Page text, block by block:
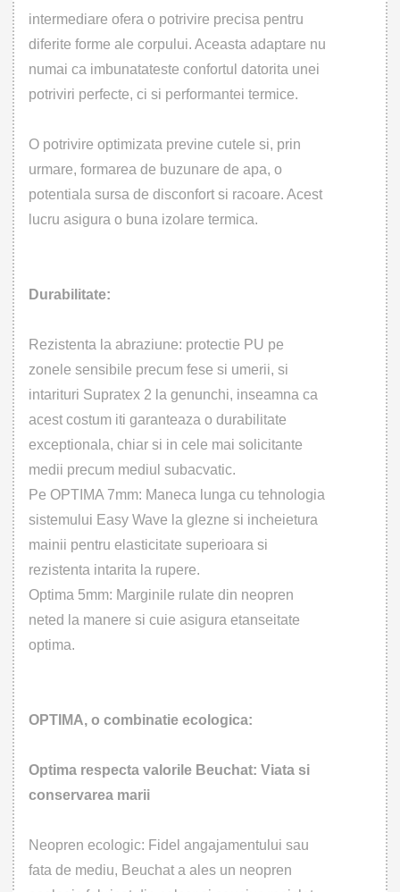
intermediare ofera o potrivire precisa pentru
diferite forme ale corpului. Aceasta adaptare nu
numai ca imbunatateste confortul datorita unei
potriviri perfecte, ci si performantei termice.
O potrivire optimizata previne cutele si, prin
urmare, formarea de buzunare de apa, o
potentiala sursa de disconfort si racoare. Acest
lucru asigura o buna izolare termica.
Durabilitate:
Rezistenta la abraziune: protectie PU pe
zonele sensibile precum fese si umerii, si
intarituri Supratex 2 la genunchi, inseamna ca
acest costum iti garanteaza o durabilitate
exceptionala, chiar si in cele mai solicitante
medii precum mediul subacvatic.
Pe OPTIMA 7mm: Maneca lunga cu tehnologia
sistemului Easy Wave la glezne si incheietura
mainii pentru elasticitate superioara si
rezistenta intarita la rupere.
Optima 5mm: Marginile rulate din neopren
neted la manere si cuie asigura etanseitate
optima.
OPTIMA, o combinatie ecologica:
Optima respecta valorile Beuchat: Viata si
conservarea marii
Neopren ecologic: Fidel angajamentului sau
fata de mediu, Beuchat a ales un neopren